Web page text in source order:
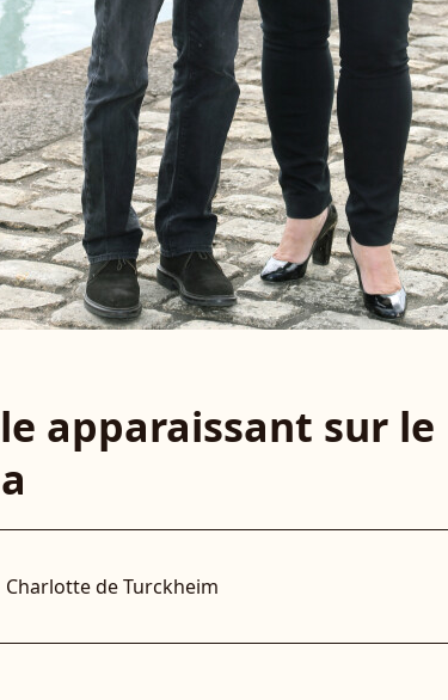
apparaissant sur le
Charlotte de Turckheim